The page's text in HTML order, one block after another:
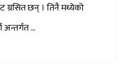
ग्रसित छन् । तिनै मध्येको
अन्तर्गत ...